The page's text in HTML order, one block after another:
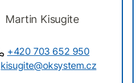
Martin Kisugite
+420 703 652 950
kisugite@oksystem.cz